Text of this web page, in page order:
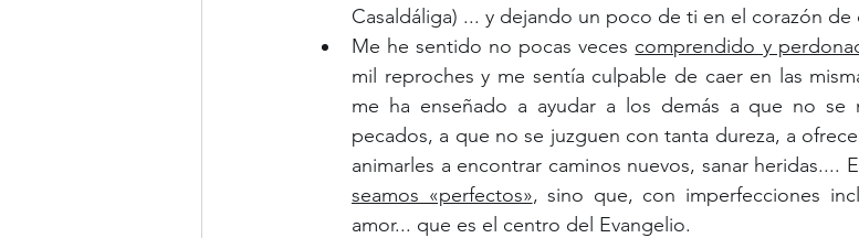
Casaldáliga) ... y dejando un poco de ti en el corazón de
Me he sentido no pocas veces comprendido y
mil reproches y me sentía culpable de caer en las
me ha enseñado a ayudar a los demás a que no se
pecados, a que no se juzguen con tanta dureza, a
animarles a encontrar caminos nuevos, sanar heridas....
seamos «perfectos», sino que, con imperfecciones
amor... que es el centro del Evangelio.